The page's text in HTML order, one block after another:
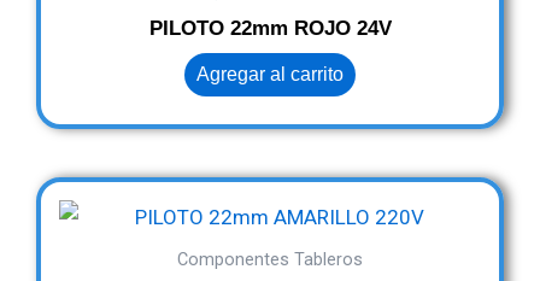
PILOTO 22mm ROJO 24V
Agregar al carrito
Componentes Tableros